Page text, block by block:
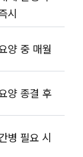
시
양 중 매월
양 종결 후
병 필요 시